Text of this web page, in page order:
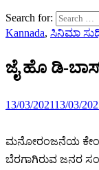
Search for:
Kannada, ಸಿನಿಮಾ
ಜೈ ಹೊ ಡಿ-
13/03/202113/03/
ಮನೋರಂಜನೆಯ
ಬೆರಗಾಗಿರುವ ಜನರ